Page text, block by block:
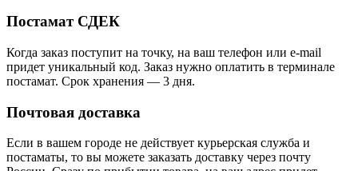
Постамат СДЕК
Когда заказ поступит на точку, на ваш телефон или e-mail
придет уникальный код. Заказ нужно оплатить в терминале
постамат. Срок хранения — 3 дня.
Почтовая доставка
Если в вашем городе не действует курьерская служба и
постаматы, то вы можете заказать доставку через почту